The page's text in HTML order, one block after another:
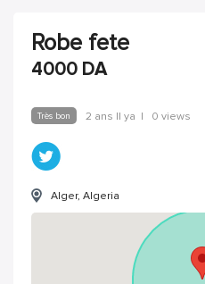
Robe fete
4000 DA
Très bon 2 ans Il ya | 0 views
Alger, Algeria